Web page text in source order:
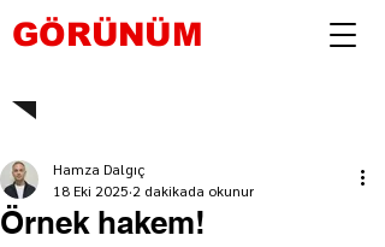
GÖRÜNÜM
Örnek hakem!
Hamza Dalgıç
18 Eki 2025 2 dakikada okunur